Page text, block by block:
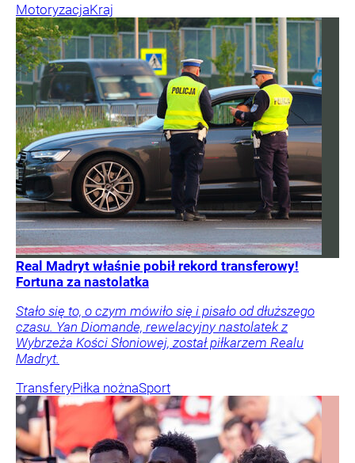
MotoryzacjaKraj
Real Madryt właśnie pobił rekord transferowy!
Fortuna za nastolatka
Stało się to, o czym mówiło się i pisało od dłuższego
czasu. Yan Diomande, rewelacyjny nastolatek z
Wybrzeża Kości Słoniowej, został piłkarzem Realu
Madryt.
TransferyPiłka nożnaSport